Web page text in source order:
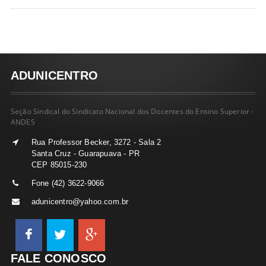
ADUNICENTRO
Seção Sindical do Sindicato Nacional dos Docentes do Ensino Superior -
ANDES
Rua Professor Becker, 3272 - Sala 2
Santa Cruz - Guarapuava - PR
CEP 85015-230
Fone (42) 3622-9066
adunicentro@yahoo.com.br
FALE CONOSCO